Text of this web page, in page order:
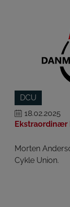
DCU
18.02.2025
Ekstraordinær
Morten
Cykle Union.